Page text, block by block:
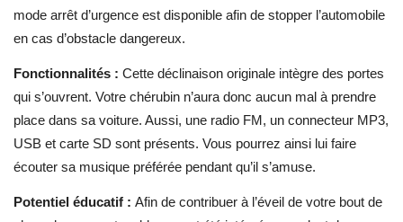
mode arrêt d’urgence est disponible afin de stopper l’automobile
en cas d’obstacle dangereux.
Fonctionnalités : Cette déclinaison originale intègre des portes
qui s’ouvrent. Votre chérubin n’aura donc aucun mal à prendre
place dans sa voiture. Aussi, une radio FM, un connecteur MP3,
USB et carte SD sont présents. Vous pourrez ainsi lui faire
écouter sa musique préférée pendant qu’il s’amuse.
Potentiel éducatif : Afin de contribuer à l’éveil de votre bout de